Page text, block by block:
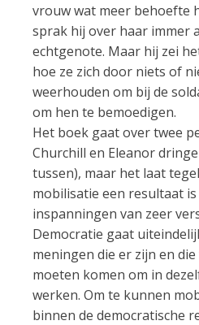
vrouw wat meer behoefte
sprak hij over haar immer
echtgenote. Maar hij zei
hoe ze zich door niets of
weerhouden om bij de
om hen te bemoedigen.
Het boek gaat over twee
Churchill en Eleanor
tussen), maar het laat
mobilisatie een resultaat is
inspanningen van zeer
Democratie gaat
meningen die er zijn en
moeten komen om in
werken. Om te kunnen
binnen de democratische